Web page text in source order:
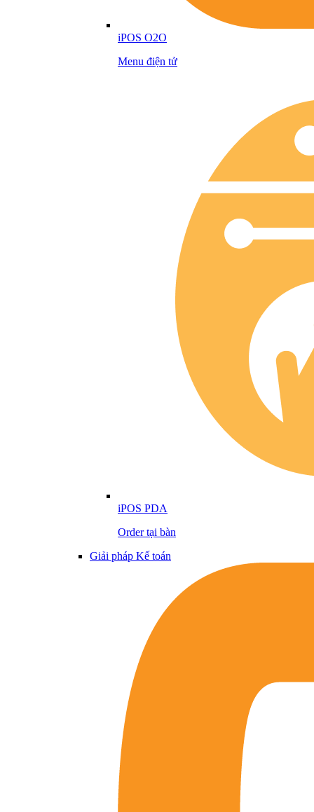
iPOS O2O
Menu điện tử
iPOS PDA
Order tại bàn
Giải pháp Kế toán